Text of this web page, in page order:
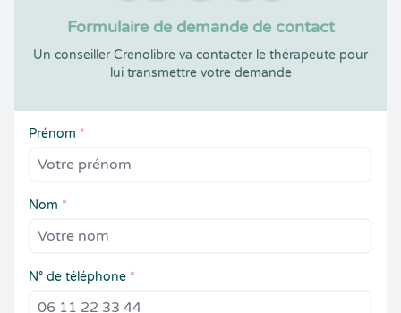
Formulaire de demande de contact
Un conseiller Crenolibre va contacter le thérapeute pour
lui transmettre votre demande
Prénom *
Nom *
N° de téléphone *